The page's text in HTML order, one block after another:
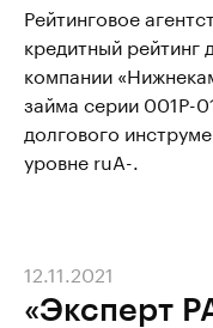
Рейтинговое
кредитный рейтинг
компании
займа серии 001P-
долгового
уровне ruA-.
«Эксперт
12.11.2021